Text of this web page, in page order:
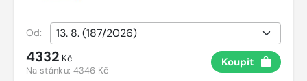
Od:
4332 Kč
Na stánku:4346 Kč
Koupit